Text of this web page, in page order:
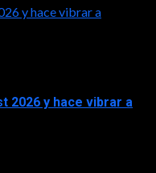
y hace vibrar a
2026 y hace vibrar a